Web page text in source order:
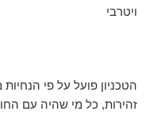
ויטרבי
הטכניון פועל על פי
זהירות, כל מי שהיה עם